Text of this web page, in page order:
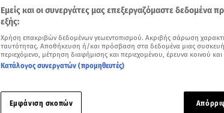
Add star.gr on Google
Εμείς και οι συνεργάτες μας επεξεργαζόμαστε δεδομένα
εξής:
Χρήση επακριβών δεδομένων γεωεντοπισμού. Ακριβής σάρωση
ταυτότητας. Αποθήκευση ή/και πρόσβαση στα δεδομένα μιας
περιεχόμενο, μέτρηση διαφήμισης και περιεχομένου, έρευνα κοινού
Κατάλογος συνεργατών (προμηθευτές)
Εμφάνιση σκοπών